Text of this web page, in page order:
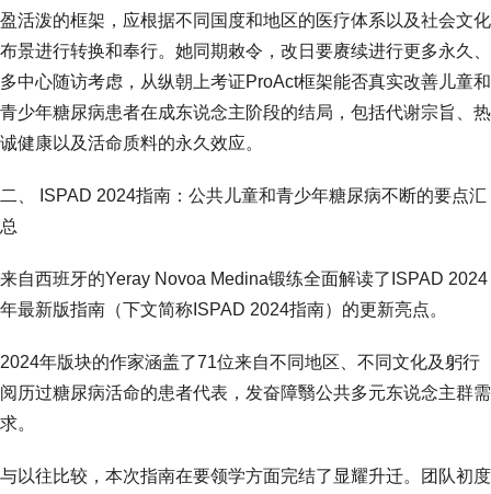
盈活泼的框架，应根据不同国度和地区的医疗体系以及社会文化
布景进行转换和奉行。她同期敕令，改日要赓续进行更多永久、
多中心随访考虑，从纵朝上考证ProAct框架能否真实改善儿童和
青少年糖尿病患者在成东说念主阶段的结局，包括代谢宗旨、热
诚健康以及活命质料的永久效应。
二、 ISPAD 2024指南：公共儿童和青少年糖尿病不断的要点汇
总
来自西班牙的Yeray Novoa Medina锻练全面解读了ISPAD 2024
年最新版指南（下文简称ISPAD 2024指南）的更新亮点。
2024年版块的作家涵盖了71位来自不同地区、不同文化及躬行
阅历过糖尿病活命的患者代表，发奋障翳公共多元东说念主群需
求。
与以往比较，本次指南在要领学方面完结了显耀升迁。团队初度